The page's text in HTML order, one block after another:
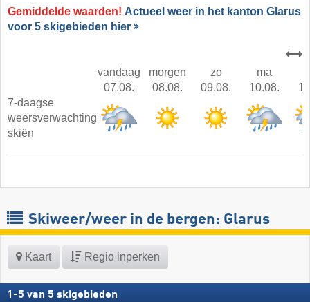
Gemiddelde waarden! Actueel weer in het kanton Glarus
voor 5 skigebieden hier
vandaag
07.08.
morgen
08.08.
zo
09.08.
ma
10.08.
7-daagse
weersverwachting
skiën
Skiweer/weer in de bergen: Glarus
Kaart Regio inperken
1 -5 van 5 skigebieden